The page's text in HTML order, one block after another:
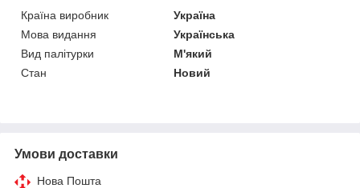
Країна виробник
Україна
Мова видання
Українська
Вид палітурки
М'який
Стан
Новий
Умови доставки
Нова Пошта